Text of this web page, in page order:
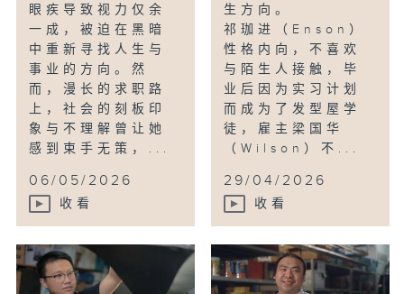
眼疾导致视力仅余
一成，被迫在黑暗
中重新寻找人生与
事业的方向。然
而，漫长的求职路
上，社会的刻板印
象与不理解曾让她
感到束手无策，...
06/05/2026
收看
生方向。
祁珈进（Enson）
性格内向，不喜欢
与陌生人接触，毕
业后因为实习计划
而成为了发型屋学
徒，雇主梁国华
（Wilson）不...
29/04/2026
收看